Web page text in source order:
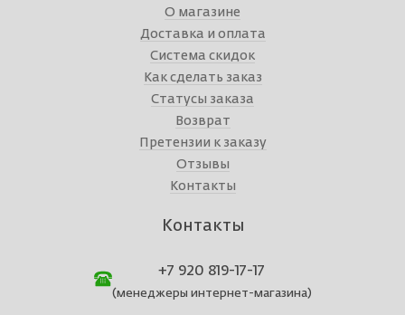
О магазине
Доставка и оплата
Система скидок
Как сделать заказ
Статусы заказа
Возврат
Претензии к заказу
Отзывы
Контакты
Контакты
+7 920 819-17-17
(менеджеры интернет-магазина)